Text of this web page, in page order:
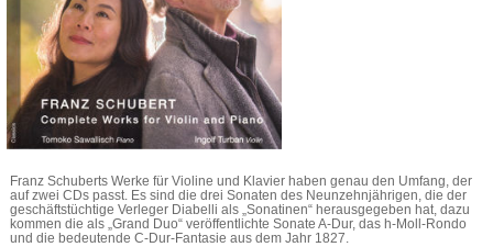
Franz Schuberts Werke für Violine und Klavier haben genau den Umfang, der
auf zwei CDs passt. Es sind die drei Sonaten des Neunzehnjährigen, die der
geschäftstüchtige Verleger Diabelli als „Sonatinen“ herausgegeben hat, dazu
kommen die als „Grand Duo“ veröffentlichte Sonate A-Dur, das h-Moll-Rondo
und die bedeutende C-Dur-Fantasie aus dem Jahr 1827.